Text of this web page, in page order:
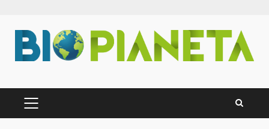
Inhalt
springen
PRIMÄRES
MENÜ